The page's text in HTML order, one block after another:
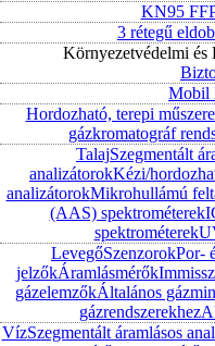
KN95
3 rétegű
Környezetvédelmi és
Mobil
Hordozható, terepi
gázkromatográf
TalajSzegmentált
analizátorokKézi/
analizátorokMikrohullámú
(AAS) spektrométerek
spektrométerek
LevegőSzenzorokPor-
jelzőkÁramlásmérők
gázelemzőkÁltalános
gázrendszerekhez
VízSzegmentált áramlásos